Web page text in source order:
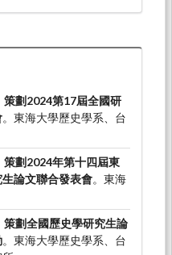
策劃2024第17屆全國研
。東海大學歷史學系、台
策劃2024年第十四屆東
論文聯合發表會。東海
策劃全國歷史學研究生論
。東海大學歷史學系、台